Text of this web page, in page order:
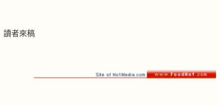
讀者來稿